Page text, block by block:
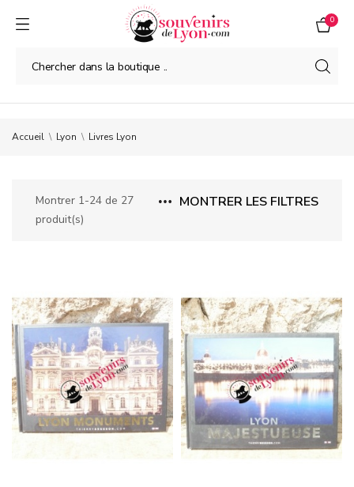
0
Accueil Lyon Livres Lyon
MONTRER LES FILTRES
Montrer 1-24 de 27
produit(s)